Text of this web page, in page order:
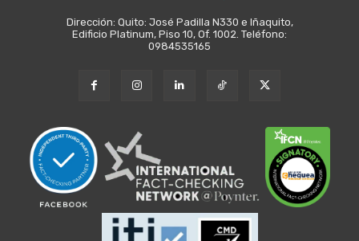
Dirección: Quito: José Padilla N330 e Iñaquito,
Edificio Platinum, Piso 10, Of. 1002. Teléfono:
0984535165